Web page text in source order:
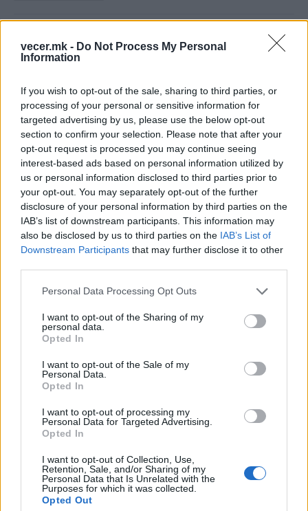
vecer.mk - Do Not Process My Personal
Information
If you wish to opt-out of the sale, sharing to third parties, or
processing of your personal or sensitive information for
targeted advertising by us, please use the below opt-out
section to confirm your selection. Please note that after your
opt-out request is processed you may continue seeing
interest-based ads based on personal information utilized by
us or personal information disclosed to third parties prior to
your opt-out. You may separately opt-out of the further
disclosure of your personal information by third parties on the
IAB’s list of downstream participants. This information may
also be disclosed by us to third parties on the IAB’s List of
Downstream Participants that may further disclose it to other
Personal Data Processing Opt Outs
I want to opt-out of the Sharing of my
personal data.
Opted In
I want to opt-out of the Sale of my
Personal Data.
Opted In
I want to opt-out of processing my
Personal Data for Targeted Advertising.
Opted In
I want to opt-out of Collection, Use,
Retention, Sale, and/or Sharing of my
Personal Data that Is Unrelated with the
Purposes for which it was collected.
Opted Out
СЕ СПРЕМА МЕТЕОРОЛОШКИ
ХАОС ЗА ЗИМАТА 2026/2027
ИСТОРИСКО ОБЕДИНУВАЊЕ НА
МАКЕДОНЦИТЕ ВО СРБИЈА:
ФОРМИРАН МАКЕДОНСКИОТ
НАЦИОНАЛЕН СОЈУЗ
Ахмети кажа што го мачи:
СЛУШАМ, САКААТ ДА СЕ СУДИ
ЗА ВОЕНИТЕ ЗЛОСТРОСТВА НА
УЧК...
УЛЦИЊ Е АЛБАНСКИ, ЌЕ ГО
објава на вицепремиерот на
Црна Гора
ТЕМПЕРАТУРАТА ВО СРЕДА ЌЕ
БИДЕ ЗА НА ЛЕКАР, а потоа...
мистериозен мост
ОТКРИТИЕ по падот на Дунав,
кренаа дронови да снимаат
итно ја преиспитува својата
одлука“